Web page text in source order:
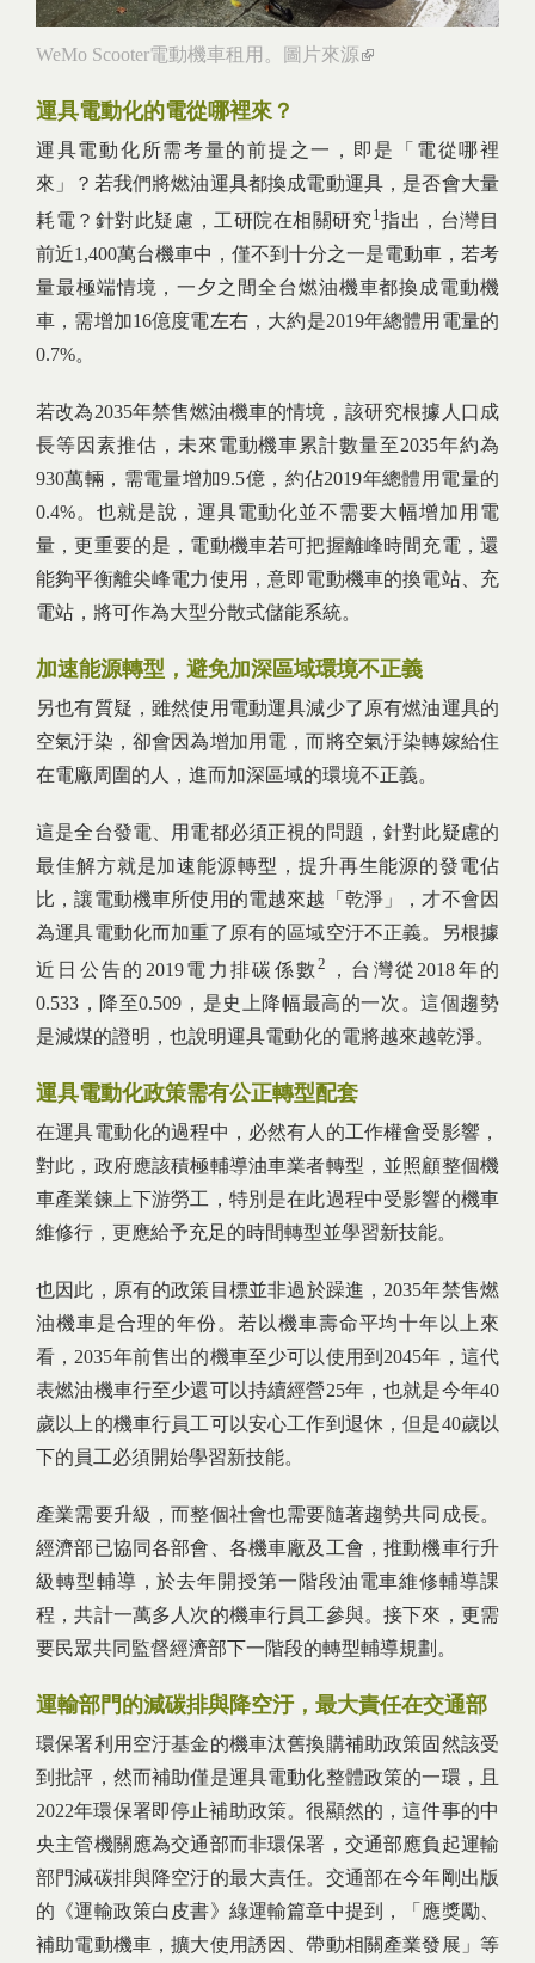
WeMo Scooter電動機車租用。 圖片來源(link is external)
運具電動化的電從哪裡來？
運具電動化所需考量的前提之一，即是「電從哪裡
來」？若我們將燃油運具都換成電動運具，是否會大量
耗電？針對此疑慮，工研院在相關研究 1 指出，台灣目
前近1,400萬台機車中，僅不到十分之一是電動車，若考
量最極端情境，一夕之間全台燃油機車都換成電動機
車，需增加16億度電左右，大約是2019年總體用電量的
0.7%。
若改為2035年禁售燃油機車的情境，該研究根據人口成
長等因素推估，未來電動機車累計數量至2035年約為
930萬輛，需電量增加9.5億，約佔2019年總體用電量的
0.4%。也就是說，運具電動化並不需要大幅增加用電
量，更重要的是，電動機車若可把握離峰時間充電，還
能夠平衡離尖峰電力使用，意即電動機車的換電站、充
電站，將可作為大型分散式儲能系統。
加速能源轉型，避免加深區域環境不正義
另也有質疑，雖然使用電動運具減少了原有燃油運具的
空氣汙染，卻會因為增加用電，而將空氣汙染轉嫁給住
在電廠周圍的人，進而加深區域的環境不正義。
這是全台發電、用電都必須正視的問題，針對此疑慮的
最佳解方就是加速能源轉型，提升再生能源的發電佔
比，讓電動機車所使用的電越來越「乾淨」，才不會因
為運具電動化而加重了原有的區域空汙不正義。另根據
近日公告的2019電力排碳係數2
，台灣從2018年的
0.533，降至0.509，是史上降幅最高的一次。這個趨勢
是減煤的證明，也說明運具電動化的電將越來越乾淨。
運具電動化政策需有公正轉型配套
在運具電動化的過程中，必然有人的工作權會受影響，
對此，政府應該積極輔導油車業者轉型，並照顧整個機
車產業鍊上下游勞工，特別是在此過程中受影響的機車
維修行，更應給予充足的時間轉型並學習新技能。
也因此，原有的政策目標並非過於躁進，2035年禁售燃
油機車是合理的年份。若以機車壽命平均十年以上來
看，2035年前售出的機車至少可以使用到2045年，這代
表燃油機車行至少還可以持續經營25年，也就是今年40
歲以上的機車行員工可以安心工作到退休，但是40歲以
下的員工必須開始學習新技能。
產業需要升級，而整個社會也需要隨著趨勢共同成長。
經濟部已協同各部會、各機車廠及工會，推動機車行升
級轉型輔導，於去年開授第一階段油電車維修輔導課
程，共計一萬多人次的機車行員工參與。接下來，更需
要民眾共同監督經濟部下一階段的轉型輔導規劃。
運輸部門的減碳排與降空汙，最大責任在交通部
環保署利用空汙基金的機車汰舊換購補助政策固然該受
到批評，然而補助僅是運具電動化整體政策的一環，且
2022年環保署即停止補助政策。很顯然的，這件事的中
央主管機關應為交通部而非環保署，交通部應負起運輸
部門減碳排與降空汙的最大責任。交通部在今年剛出版
的《運輸政策白皮書》綠運輸篇章中提到，「應獎勵、
補助電動機車，擴大使用誘因、帶動相關產業發展」等